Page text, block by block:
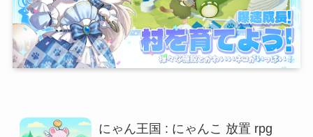
にゃん王国 : にゃんこ 放置 rpg